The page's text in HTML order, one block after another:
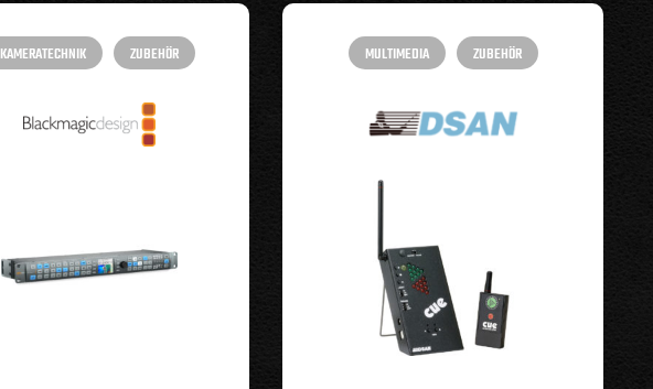
KAMERATECHNIK ZUBEHÖR MULTIMEDIA ZUBEHÖR